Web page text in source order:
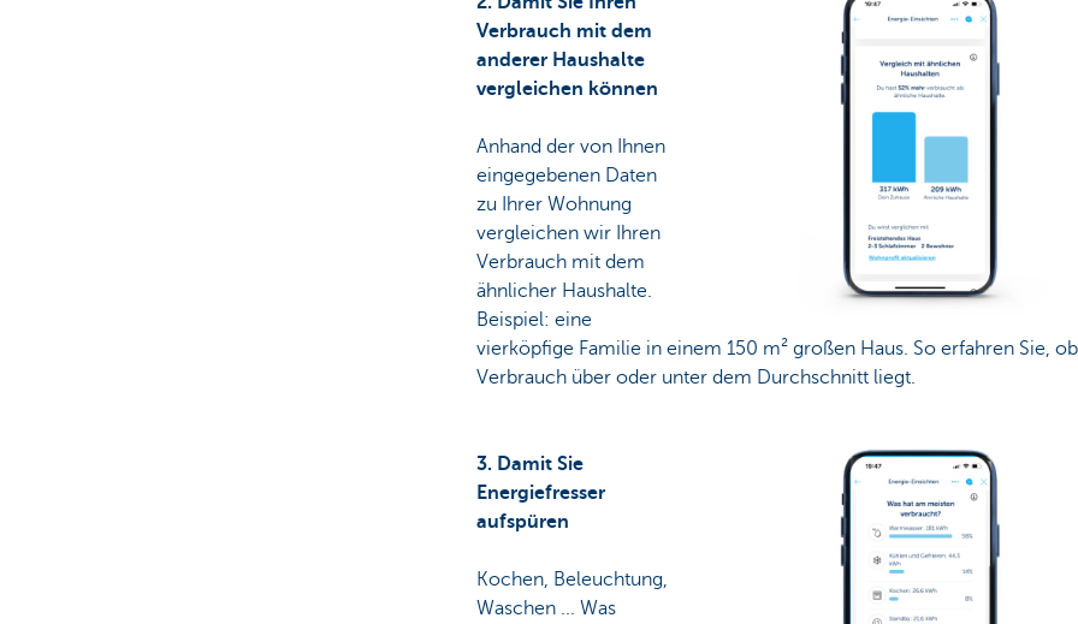
Verbrauch mit dem
anderer Haushalte
vergleichen können
Anhand der von Ihnen
eingegebenen Daten
zu Ihrer Wohnung
vergleichen wir Ihren
Verbrauch mit dem
ähnlicher Haushalte.
Beispiel: eine
vierköpfige Familie in einem 150 m² großen Haus. So erfahren Sie,
Verbrauch über oder unter dem Durchschnitt liegt.
3. Damit Sie
Energiefresser
aufspüren
Kochen, Beleuchtung,
Waschen ... Was